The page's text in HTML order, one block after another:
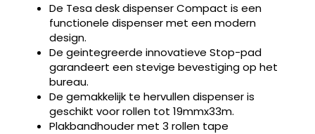
De Tesa desk dispenser Compact is een
functionele dispenser met een modern
design.
De geintegreerde innovatieve Stop-pad
garandeert een stevige bevestiging op het
bureau.
De gemakkelijk te hervullen dispenser is
geschikt voor rollen tot 19mmx33m.
Plakbandhouder met 3 rollen tape